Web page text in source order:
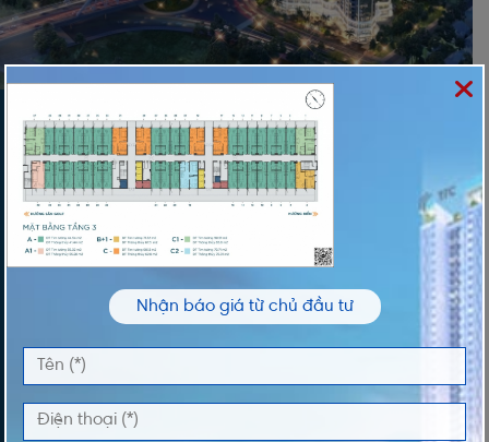
ĐĂNG KÝ NHẬN THÔNG TIN
Vui lòng nhập thông tin của bạn để nhận thông
tin Giá và Giỏ Hàng độc quyền từ chúng tôi
TÊN *
ĐIỆN THOẠI *
DỰ ÁN QUAN TÂM
Nhận báo giá từ chủ đầu tư